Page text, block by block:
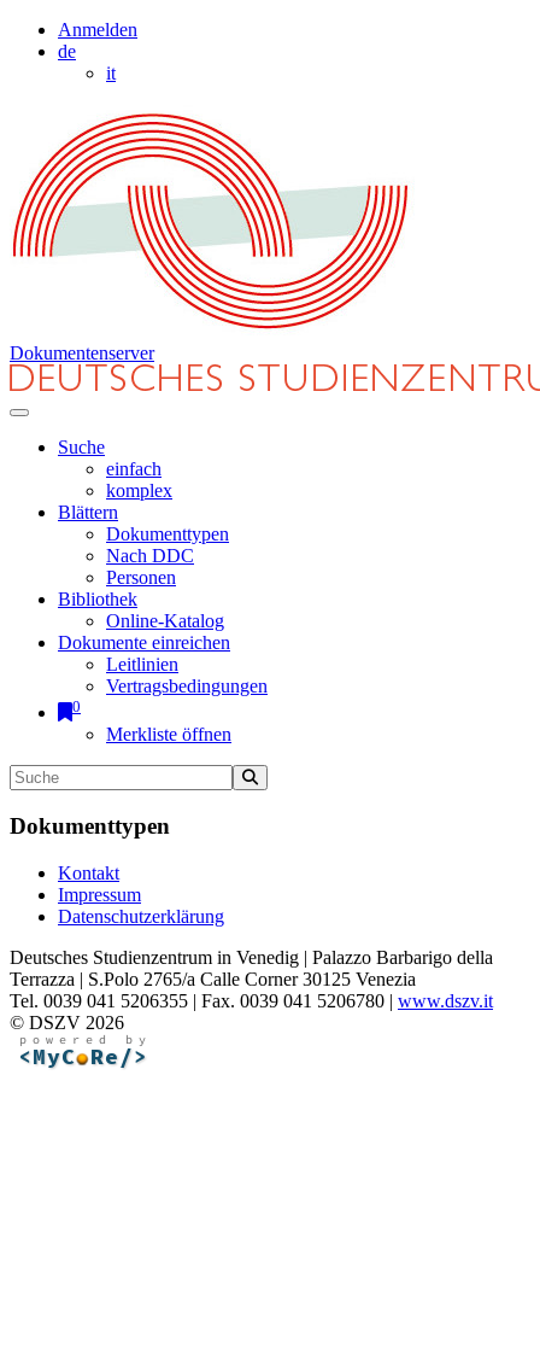
Anmelden
de
it
Dokumentenserver
Suche
einfach
komplex
Blättern
Dokumenttypen
Nach DDC
Personen
Bibliothek
Online-Katalog
Dokumente einreichen
Leitlinien
Vertragsbedingungen
0
Merkliste öffnen
Dokumenttypen
Kontakt
Impressum
Datenschutzerklärung
Deutsches Studienzentrum in Venedig | Palazzo Barbarigo della
Terrazza | S.Polo 2765/a Calle Corner 30125 Venezia
Tel. 0039 041 5206355 | Fax. 0039 041 5206780 | www.dszv.it
© DSZV 2026